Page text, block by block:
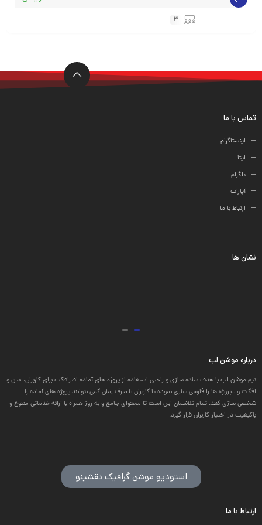
ها
3
تماس با ما
اینستاگرام
ایتا
تلگرام
آپارات
ارتباط با ما
نشان ها
درباره موشن لب
تیم موشن لب با هدف ساده سازی و راحتی استفاده از پروژه های آماده افترافکت برای کاربران، متن و
افکت و...پروژه ها را فارسی سازی نموده تا کاربران با صرف زمان کمی بتوانند پروژه های آماده را
شخصی سازی کنند. تمام تلاشمان این است تا محتوای جامع و به روز همراه با ارائه خدماتی متنوع و
باکیفیت در اختیار کاربران قرار گیرد.
استودیو موشن گرافیک نقشینو
ارتباط با ما